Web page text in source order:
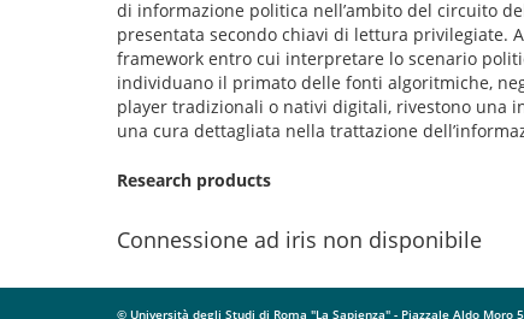
di informazione politica nell’ambito del circuito
presentata secondo chiavi di lettura privilegiate.
framework entro cui interpretare lo scenario
individuano il primato delle fonti algoritmiche,
player tradizionali o nativi digitali, rivestono una
una cura dettagliata nella trattazione
Research products
Connessione ad iris non disponibile
© Università degli Studi di Roma "La Sapienza" - Piazzale Aldo Moro